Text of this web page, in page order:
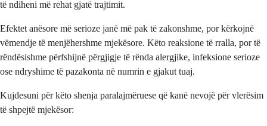
të ndiheni më rehat gjatë trajtimit.
Efektet anësore më serioze janë më pak të zakonshme, por kërkojnë
vëmendje të menjëhershme mjekësore. Këto reaksione të rralla, por të
rëndësishme përfshijnë përgjigje të rënda alergjike, infeksione serioze
ose ndryshime të pazakonta në numrin e gjakut tuaj.
Kujdesuni për këto shenja paralajmëruese që kanë nevojë për vlerësim
të shpejtë mjekësor: